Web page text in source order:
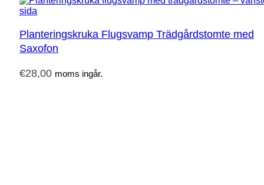
Planteringskruka Flugsvamp Trädgårdstomte med
Saxofon
€28,00 moms ingår.